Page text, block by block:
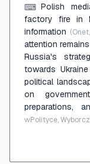
⌨ Polish
factory fire in
information
attention
Russia's
towards Ukraine
political
on
preparations,
wPolityce,